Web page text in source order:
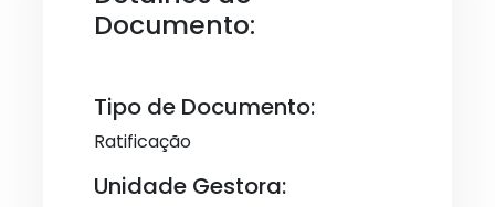
Documento:
Tipo de Documento:
Ratificação
Unidade Gestora: